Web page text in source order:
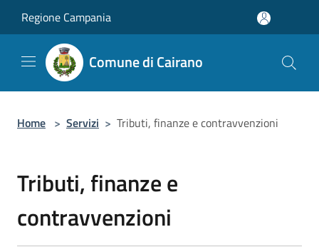
Regione Campania
Comune di Cairano
Home > Servizi > Tributi, finanze e contravvenzioni
Tributi, finanze e
contravvenzioni